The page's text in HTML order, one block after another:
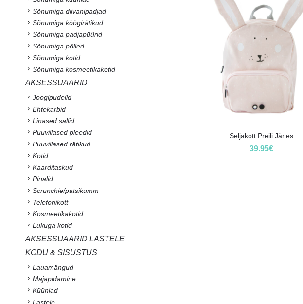
Seljakott Preili Jänes
39.95€
Sõnumiga diivanipadjad
Sõnumiga köögirätikud
Sõnumiga padjapüürid
Sõnumiga põlled
Sõnumiga kotid
Sõnumiga kosmeetikakotid
AKSESSUAARID
Joogipudelid
Ehtekarbid
Linased sallid
Puuvillased pleedid
Puuvillased rätikud
Kotid
Kaarditaskud
Pinalid
Scrunchie/patsikumm
Telefonikott
Kosmeetikakotid
Lukuga kotid
AKSESSUAARID LASTELE
KODU & SISUSTUS
Lauamängud
Majapidamine
Küünlad
Lastele